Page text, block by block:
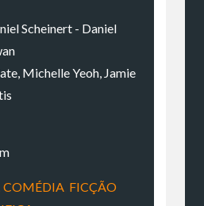
Scheinert - Daniel
Michelle Yeoh, Jamie
COMÉDIA FICÇÃO